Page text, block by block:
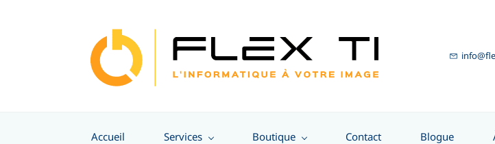
Accueil Services Boutique Contact Blogue